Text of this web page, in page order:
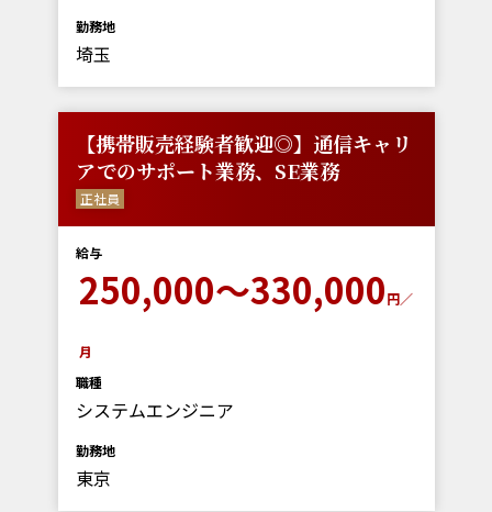
勤務地
埼玉
【携帯販売経験者歓迎◎】通信キャリ
アでのサポート業務、SE業務
正社員
給与
250,000～330,000円／
月
職種
システムエンジニア
勤務地
東京